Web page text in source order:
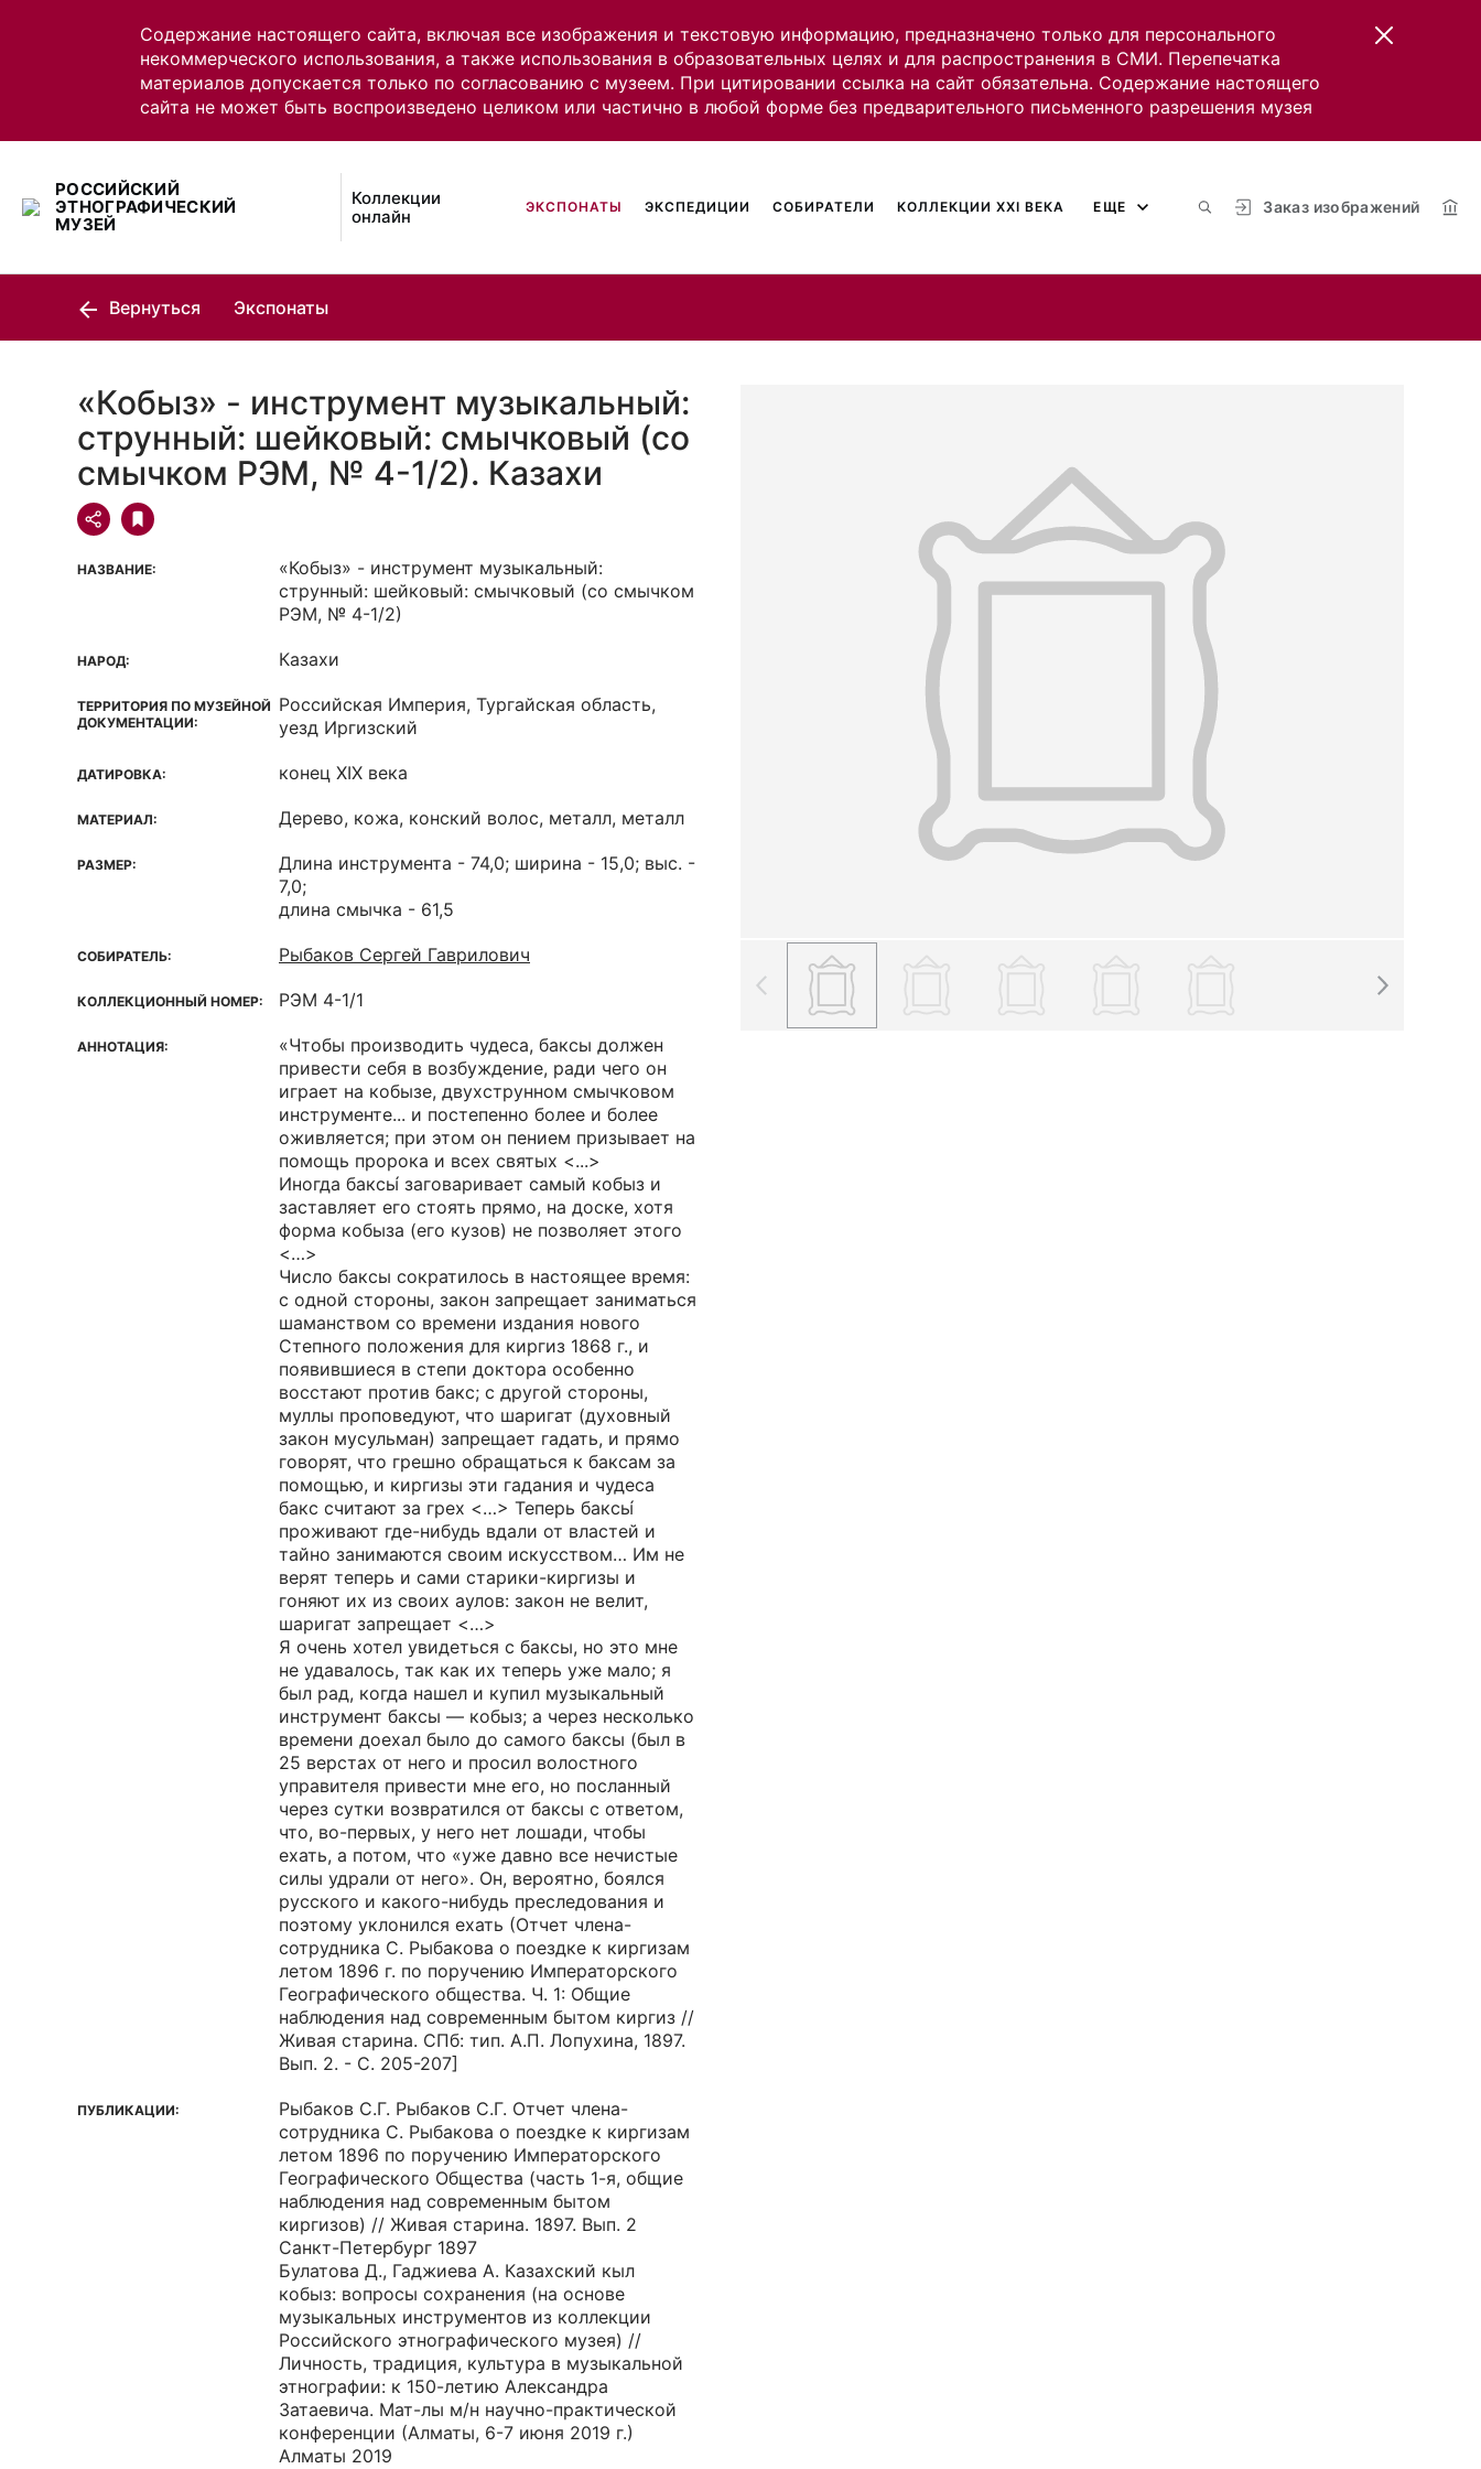
Содержание настоящего сайта, включая все изображения и текстовую информацию, предназначено только для персонального
некоммерческого использования, а также использования в образовательных целях и для распространения в СМИ. Перепечатка
материалов допускается только по согласованию с музеем. При цитировании ссылка на сайт обязательна. Содержание настоящего
сайта не может быть воспроизведено целиком или частично в любой форме без предварительного письменного разрешения музея
РОССИЙСКИЙ
ЭТНОГРАФИЧЕСКИЙ
МУЗЕЙ
Коллекции
онлайн
Заказ изображений
ЭКСПОНАТЫ ЭКСПЕДИЦИИ СОБИРАТЕЛИ КОЛЛЕКЦИИ XXI ВЕКА ЕЩЕ
Вернуться Экспонаты
«Кобыз» - инструмент музыкальный:
струнный: шейковый: смычковый (со
смычком РЭМ, № 4-1/2). Казахи
НАЗВАНИЕ:
«Кобыз» - инструмент музыкальный:
струнный: шейковый: смычковый (со смычком
РЭМ, № 4-1/2)
НАРОД: Казахи
ТЕРРИТОРИЯ ПО МУЗЕЙНОЙ
ДОКУМЕНТАЦИИ:
Российская Империя, Тургайская область,
уезд Иргизский
ДАТИРОВКА: конец XIX века
МАТЕРИАЛ: Дерево, кожа, конский волос, металл, металл
РАЗМЕР:
Длина инструмента - 74,0; ширина - 15,0; выс. -
7,0;
длина смычка - 61,5
СОБИРАТЕЛЬ: Рыбаков Сергей Гаврилович
КОЛЛЕКЦИОННЫЙ НОМЕР: РЭМ 4-1/1
АННОТАЦИЯ:
«Чтобы производить чудеса, баксы должен
привести себя в возбуждение, ради чего он
играет на кобызе, двухструнном смычковом
инструменте... и постепенно более и более
оживляется; при этом он пением призывает на
помощь пророка и всех святых <...>
Иногда баксы́ заговаривает самый кобыз и
заставляет его стоять прямо, на доске, хотя
форма кобыза (его кузов) не позволяет этого
<…>
Число баксы сократилось в настоящее время:
с одной стороны, закон запрещает заниматься
шаманством со времени издания нового
Степного положения для киргиз 1868 г., и
появившиеся в степи доктора особенно
восстают против бакс; с другой стороны,
муллы проповедуют, что шаригат (духовный
закон мусульман) запрещает гадать, и прямо
говорят, что грешно обращаться к баксам за
помощью, и киргизы эти гадания и чудеса
бакс считают за грех <…> Теперь баксы́
проживают где-нибудь вдали от властей и
тайно занимаются своим искусством… Им не
верят теперь и сами старики-киргизы и
гоняют их из своих аулов: закон не велит,
шаригат запрещает <…>
Я очень хотел увидеться с баксы, но это мне
не удавалось, так как их теперь уже мало; я
был рад, когда нашел и купил музыкальный
инструмент баксы — кобыз; а через несколько
времени доехал было до самого баксы (был в
25 верстах от него и просил волостного
управителя привести мне его, но посланный
через сутки возвратился от баксы с ответом,
что, во-первых, у него нет лошади, чтобы
ехать, а потом, что «уже давно все нечистые
силы удрали от него». Он, вероятно, боялся
русского и какого-нибудь преследования и
поэтому уклонился ехать (Отчет члена-
сотрудника С. Рыбакова о поездке к киргизам
летом 1896 г. по поручению Императорского
Географического общества. Ч. 1: Общие
наблюдения над современным бытом киргиз //
Живая старина. СПб: тип. А.П. Лопухина, 1897.
Вып. 2. - С. 205-207]
ПУБЛИКАЦИИ:
Рыбаков С.Г. Рыбаков С.Г. Отчет члена-
сотрудника С. Рыбакова о поездке к киргизам
летом 1896 по поручению Императорского
Географического Общества (часть 1-я, общие
наблюдения над современным бытом
киргизов) // Живая старина. 1897. Вып. 2
Санкт-Петербург 1897
Булатова Д., Гаджиева А. Казахский кыл
кобыз: вопросы сохранения (на основе
музыкальных инструментов из коллекции
Российского этнографического музея) //
Личность, традиция, культура в музыкальной
этнографии: к 150-летию Александра
Затаевича. Мат-лы м/н научно-практической
конференции (Алматы, 6-7 июня 2019 г.)
Алматы 2019